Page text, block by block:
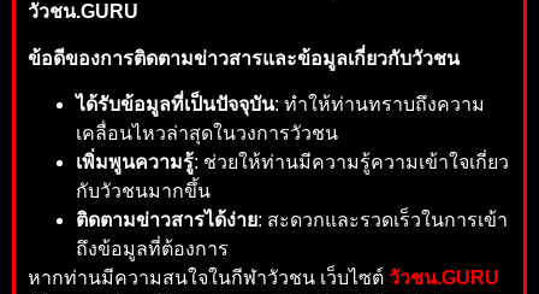
วัวชน.GURU
ข้อดีของการติดตามข่าวสารและข้อมูลเกี่ยวกับวัวชน
ได้รับข้อมูลที่เป็นปัจจุบัน: ทำให้ท่านทราบถึงความ
เคลื่อนไหวล่าสุดในวงการวัวชน
เพิ่มพูนความรู้: ช่วยให้ท่านมีความรู้ความเข้าใจเกี่ยว
กับวัวชนมากขึ้น
ติดตามข่าวสารได้ง่าย: สะดวกและรวดเร็วในการเข้า
ถึงข้อมูลที่ต้องการ
หากท่านมีความสนใจในกีฬาวัวชน เว็บไซต์ วัวชน.GURU